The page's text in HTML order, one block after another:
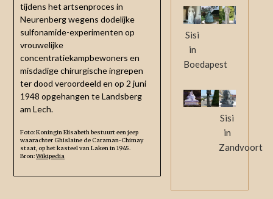
tijdens het artsenproces in
Neurenberg wegens dodelijke
sulfonamide-experimenten op
vrouwelijke
concentratiekampbewoners en
misdadige chirurgische ingrepen
ter dood veroordeeld en op 2 juni
1948 opgehangen te Landsberg
am Lech.
Foto: Koningin Elisabeth bestuurt een jeep
waarachter Ghislaine de Caraman-Chimay
staat, op het kasteel van Laken in 1945.
Bron:Wikipedia
Sisi
in
Boedapest
Sisi
in
Zandvoort